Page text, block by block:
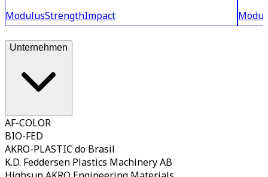
durch eine sehr hohe Steifigkeit und Festigkeit aus
hinau
ModulusStrengthImpact
durch
Unternehmen
AF-COLOR
BIO-FED
AKRO-PLASTIC do Brasil
K.D. Feddersen Plastics Machinery AB